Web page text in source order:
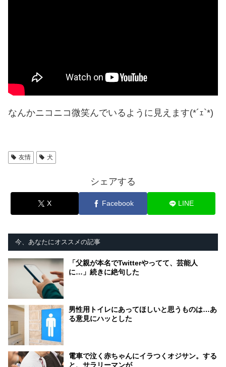
なんかニコニコ微笑んでいるように見えます(*´ｪ`*)
友情 犬
シェアする
X Facebook LINE
今、あなたにオススメの記事
「父親が本名でTwitterやってて、芸能人
に…」続きに絶句した
男性用トイレにあってほしいと思うものは…あ
る意見にハッとした
電車で泣く赤ちゃんにイラつくオジサン。する
と、サラリーマンが